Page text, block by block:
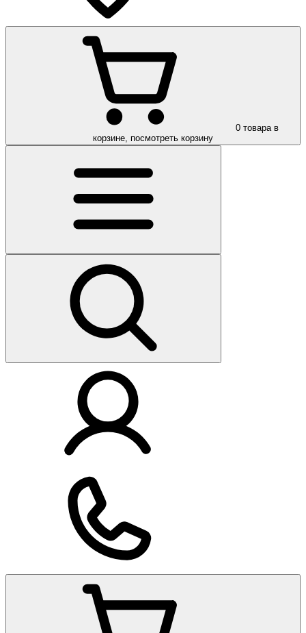
0 товара в
корзине, посмотреть корзину